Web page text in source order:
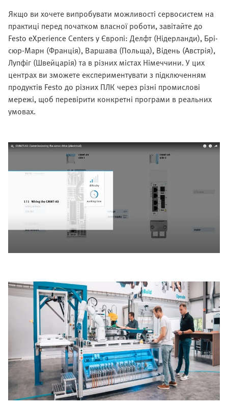
Якщо ви хочете випробувати можливості сервосистем на
практиці перед початком власної роботи, завітайте до
Festo eXperience Centers у Європі: Делфт (Нідерланди), Брі-
сюр-Марн (Франція), Варшава (Польща), Відень (Австрія),
Лупфіг (Швейцарія) та в різних містах Німеччини. У цих
центрах ви зможете експериментувати з підключенням
продуктів Festo до різних ПЛК через різні промислові
мережі, щоб перевірити конкретні програми в реальних
умовах.